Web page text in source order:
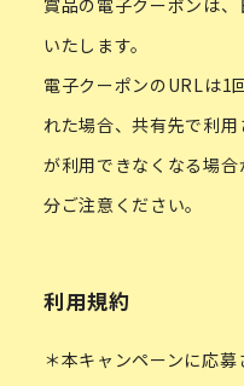
賞品の電子クーポンは
いたします。
電子クーポンのURLは1
れた場合、共有先で利
が利用できなくなる場
分ご注意ください。
利用規約
＊本キャンペーンに応